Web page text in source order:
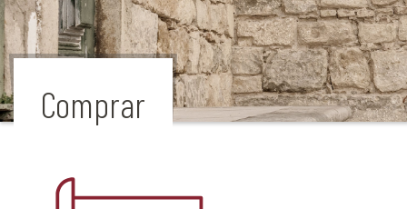
Comprar